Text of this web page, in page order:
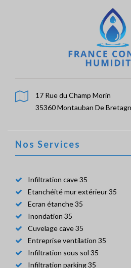
17 Rue du Champ Morin
35360 Montauban De
Nos Services
Infiltration cave 35
Etanchéité mur extérieur 35
Ecran étanche 35
Inondation 35
Cuvelage cave 35
Entreprise ventilation 35
Infiltration sous sol 35
Infiltration parking 35